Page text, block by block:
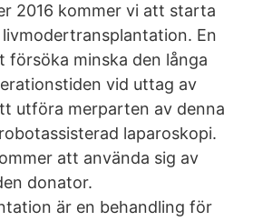
2016 kommer vi att starta
En
försöka minska den långa
vid uttag av
utföra merparten av denna
laparoskopi.
att använda sig av
donator.
är en behandling för